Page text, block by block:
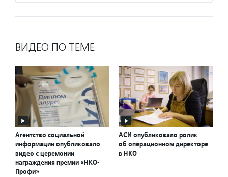
ВИДЕО ПО ТЕМЕ
Агентство социальной
информации опубликовало
видео с церемонии
награждения премии «НКО-
Профи»
АСИ опубликовало ролик
об операционном директоре
в НКО